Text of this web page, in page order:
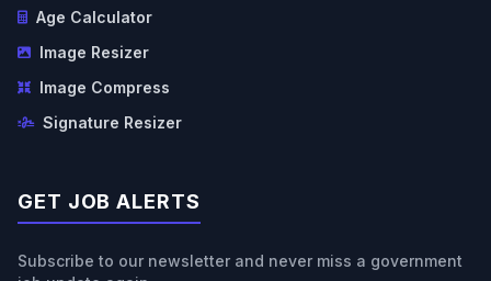
Age Calculator
Image Resizer
Image Compress
Signature Resizer
GET JOB ALERTS
Subscribe to our newsletter and never miss a government